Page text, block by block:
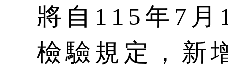
將自115年7
檢驗規定，新